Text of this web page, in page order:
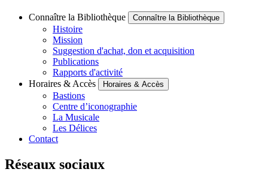
Connaître la Bibliothèque Connaître la Bibliothèque
Histoire
Mission
Suggestion d'achat, don et acquisition
Publications
Rapports d'activité
Horaires & Accès
Horaires & Accès
Bastions
Centre d’iconographie
La Musicale
Les Délices
Contact
Réseaux sociaux